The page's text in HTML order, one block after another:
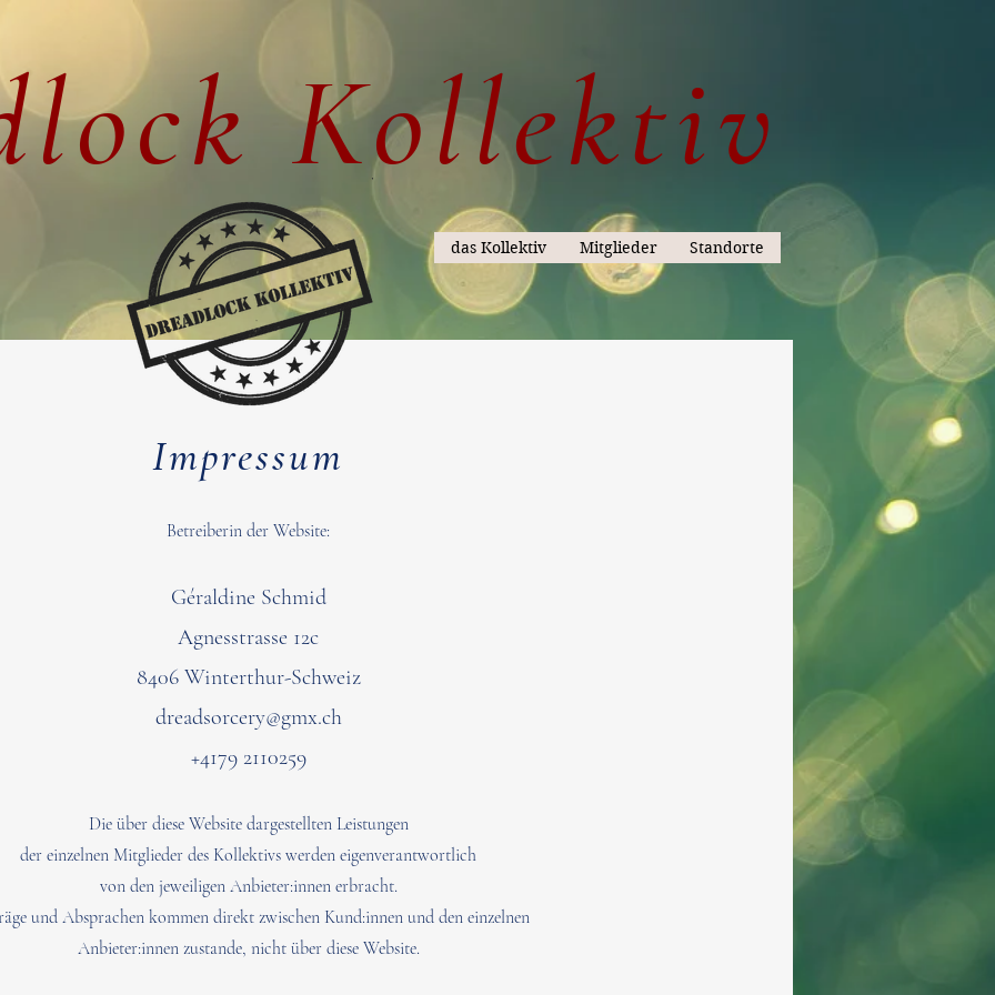
Kollektiv
das Kollektiv Mitglieder Standorte
Impressum
Betreiberin der Website:
Géraldine Schmid
Agnesstrasse 12c
8406 Winterthur-Schweiz
dreadsorcery@gmx.ch
+4179 2110259
Die über diese Website dargestellten Leistungen
der einzelnen Mitglieder des Kollektivs werden eigenverantwortlich
von den jeweiligen Anbieter:innen erbracht.
und Absprachen kommen direkt zwischen Kund:innen und den einzelnen
Anbieter:innen zustande, nicht über diese Website.